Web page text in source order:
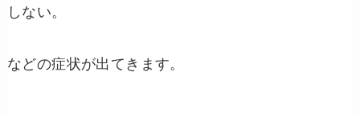
しない。
などの症状が出てきます。